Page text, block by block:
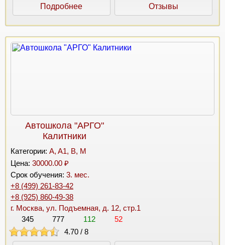
Подробнее Отзывы
Автошкола "АРГО"
Калитники
Категории: A, A1, B, M
Цена: 30000.00 ₽
Срок обучения: 3. мес.
+8 (499) 261-83-42
+8 (925) 860-49-38
г. Москва, ул. Подъемная, д. 12, стр.1
345
777 112
52
4.70 / 8